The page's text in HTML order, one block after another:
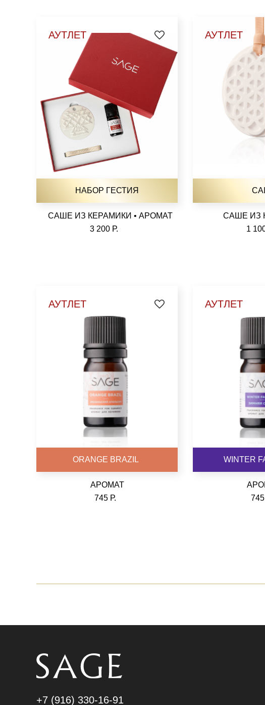
НАБОР ГЕСТИЯ
3 200 Р.
САШЕ ИЗ КЕРАМИКИ • АРОМАТ
АУТЛЕТ
САШЕ ИЗ
1
АУТЛЕТ
ORANGE BRAZIL
745 Р.
АРОМАТ
АУТЛЕТ
WINTER
АУТЛЕТ
+7 (916) 330-16-91